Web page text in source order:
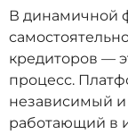
В динамичной
кредиторов —
процесс.
независимый
работающий в